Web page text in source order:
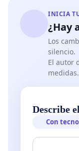
INICIA
¿Hay
Los
silencio.
El autor
Describe
Con